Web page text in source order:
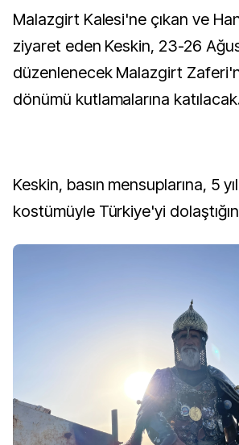
Malazgirt Kalesi'ne çıkan ve Han
ziyaret eden Keskin, 23-26
düzenlenecek Malazgirt
dönümü kutlamalarına
Keskin, basın mensuplarına, 5
kostümüyle Türkiye'yi